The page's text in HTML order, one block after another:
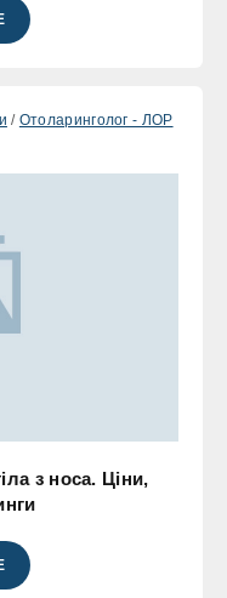
/ Отоларинголог - ЛОР
з носа. Ціни,